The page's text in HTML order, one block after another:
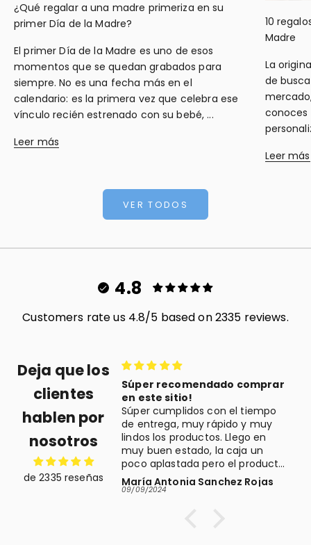
¿Qué regalar a una madre primeriza en su
primer Día de la Madre?
El primer Día de la Madre es uno de esos
momentos que se quedan grabados para
siempre. No es una fecha más en el
calendario: es la primera vez que celebra ese
vínculo recién estrenado con su bebé, ...
Leer más
10
Madre
La
de
conoces
Leer más
VER TODOS
4.8
Customers rate us 4.8/5 based on 2335 reviews.
Deja que los
clientes
hablen por
nosotros
de 2335 reseñas
comprar
con el tiempo
rápido y muy
Llego en
la caja un
pero el producto
y eso es lo
Sanchez Rojas
Buena compra
El regalo que compré es muy
bonito. Llegó a tiempo y muy
bien empaquetado. Buena
experiencia
PILAR JURADO ALCORIZA
09/05/2024